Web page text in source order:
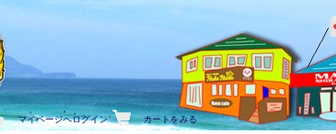
マイページへログイン カートをみる